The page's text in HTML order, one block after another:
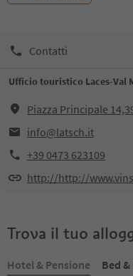
Contatti
Ufficio touristico Laces-Val
Piazza Principale
info@latsch.it
+39 0473 623109
http://http://
Trova il tuo
Hotel & Pensione Bed